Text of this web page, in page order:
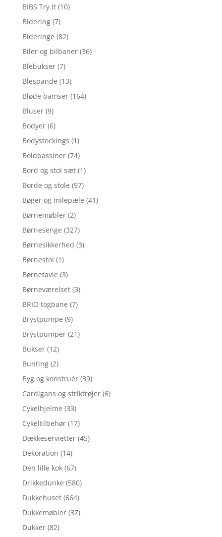
BIBS Try It (10)
Bidering (7)
Bideringe (82)
Biler og bilbaner (36)
Blebukser (7)
Blespande (13)
Bløde bamser (164)
Bluser (9)
Bodyer (6)
Bodystockings (1)
Boldbassiner (74)
Bord og stol sæt (1)
Borde og stole (97)
Bøger og milepæle (41)
Børnemøbler (2)
Børnesenge (327)
Børnesikkerhed (3)
Børnestol (1)
Børnetavle (3)
Børneværelset (3)
BRIO togbane (7)
Brystpumpe (9)
Brystpumper (21)
Bukser (12)
Bunting (2)
Byg og konstruér (39)
Cardigans og striktrøjer (6)
Cykelhjelme (33)
Cykeltilbehør (17)
Dækkeservietter (45)
Dekoration (14)
Den lille kok (67)
Drikkedunke (580)
Dukkehuset (664)
Dukkemøbler (37)
Dukker (82)